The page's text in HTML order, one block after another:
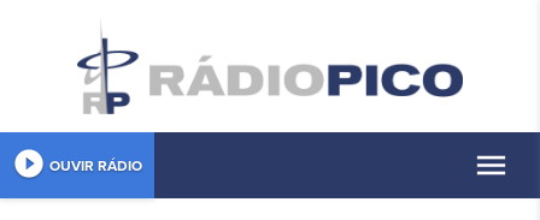
play_circle_filled OUVIR RÁDIO menu